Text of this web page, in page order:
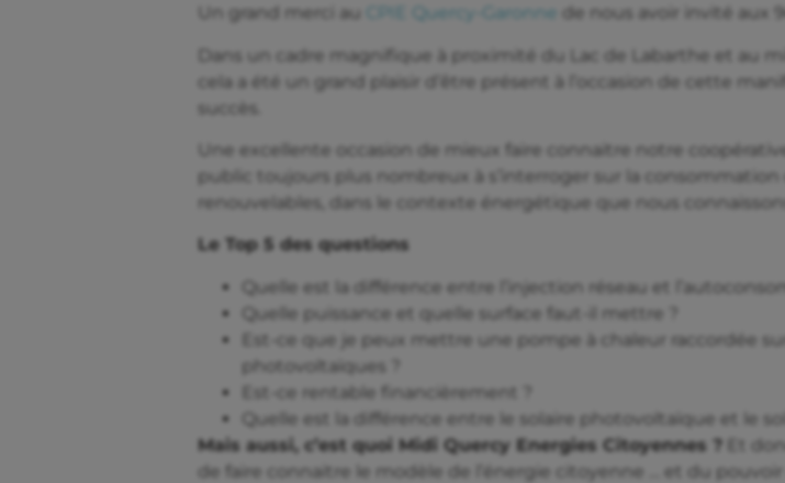
Un grand merci au CPIE Quercy-Garonne de nous avoir invité aux
Dans un cadre magnifique à proximité du Lac de Labarthe et au
cela a été un grand plaisir d’être présent à l’occasion de cette
succès.
Une excellente occasion de mieux faire connaitre notre
public toujours plus nombreux à s’interroger sur la consommation
renouvelables, dans le contexte énergétique que nous
Le Top 5 des questions
Quelle est la différence entre l’injection réseau et
Quelle puissance et quelle surface faut-il mettre ?
Est-ce que je peux mettre une pompe à chaleur raccordée
photovoltaïques ?
Est-ce rentable financièrement ?
Quelle est la différence entre le solaire photovoltaïque et le
Mais aussi, c’est quoi Midi Quercy Energies Citoyennes ? Et
de faire connaitre le modèle de l’énergie citoyenne … et du